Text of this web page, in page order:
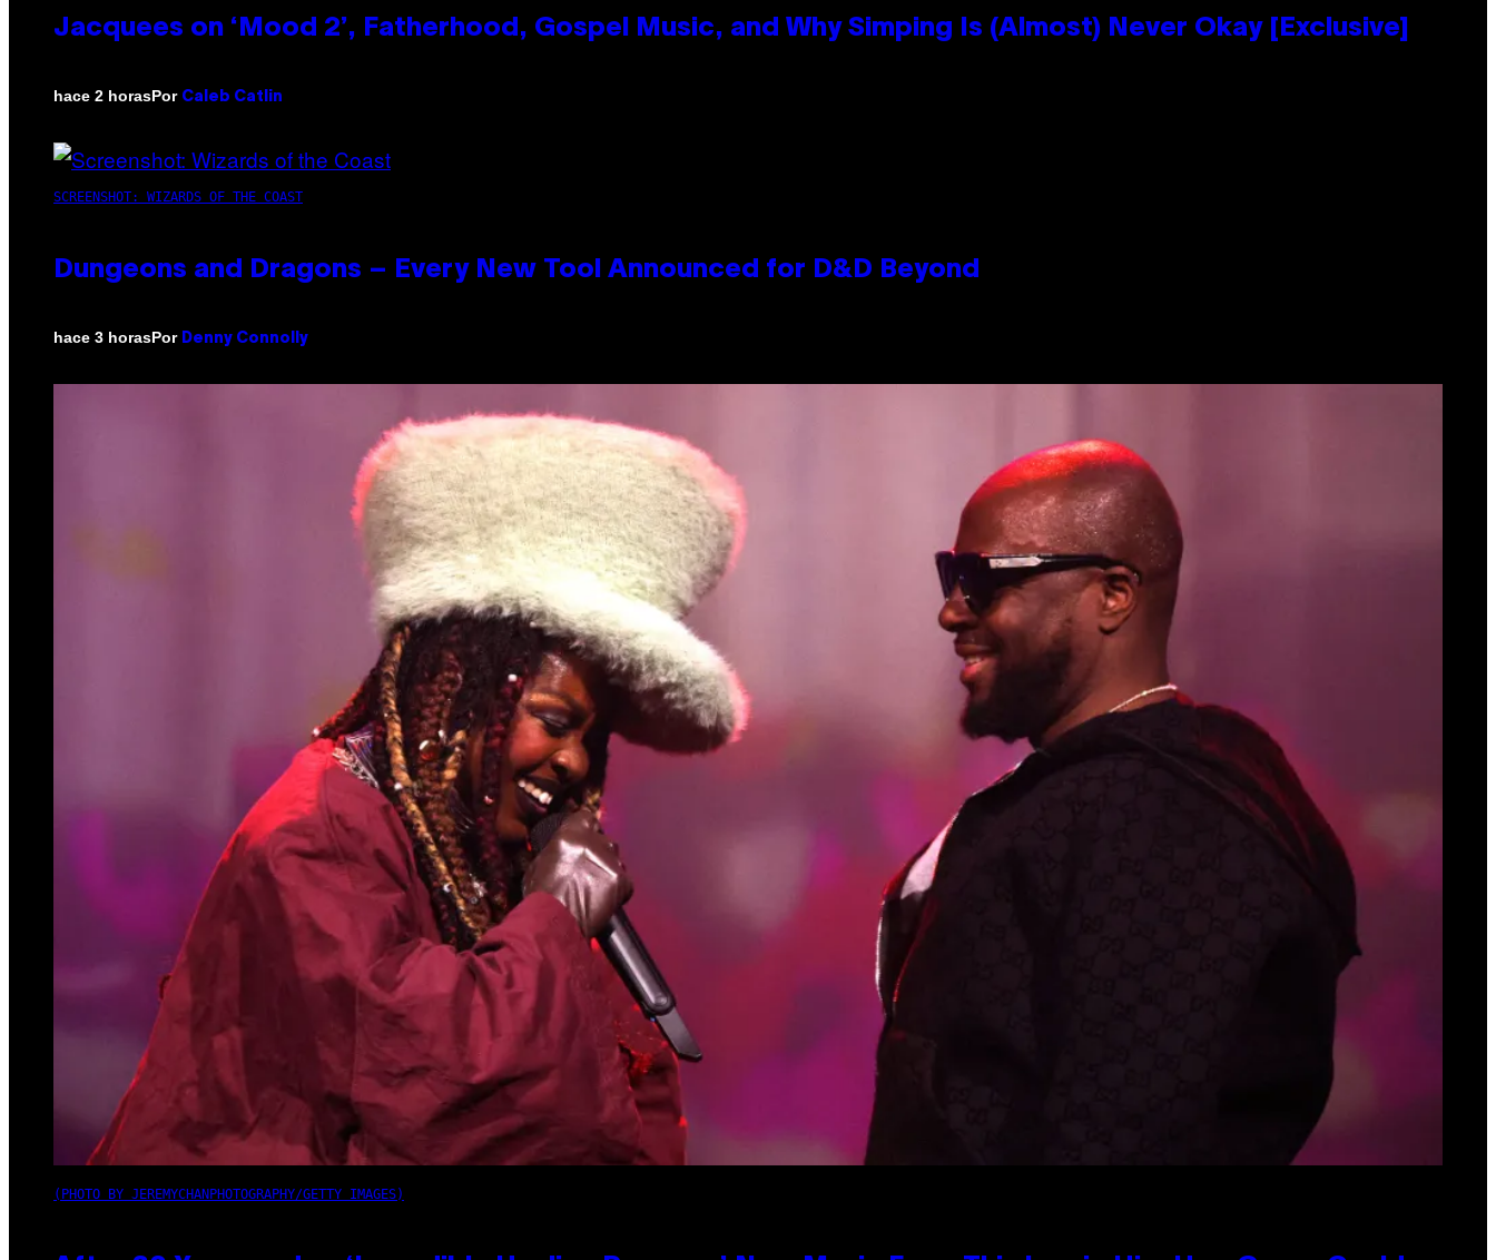
Jacquees on ‘Mood 2’, Fatherhood, Gospel Music, and Why Simping Is (Almost) Never Okay [Exclusive]
hace 2 horasPor Caleb Catlin
SCREENSHOT: WIZARDS OF THE COAST
Dungeons and Dragons – Every New Tool Announced for D&D Beyond
hace 3 horasPor Denny Connolly
(PHOTO BY JEREMYCHANPHOTOGRAPHY/GETTY IMAGES)